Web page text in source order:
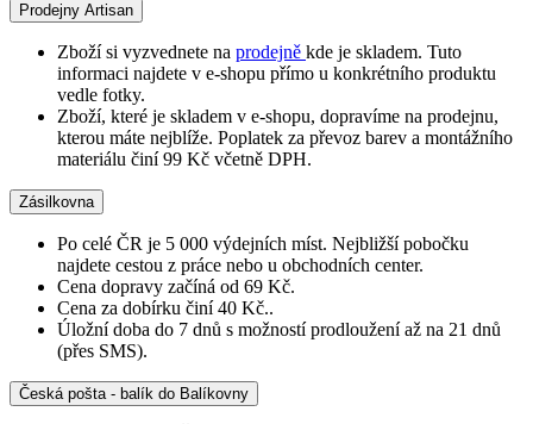
Prodejny Artisan
Zboží si vyzvednete na prodejně kde je skladem. Tuto
informaci najdete v e-shopu přímo u konkrétního produktu
vedle fotky.
Zboží, které je skladem v e-shopu, dopravíme na prodejnu,
kterou máte nejblíže. Poplatek za převoz barev a montážního
materiálu činí 99 Kč včetně DPH.
Zásilkovna
Po celé ČR je 5 000 výdejních míst. Nejbližší pobočku
najdete cestou z práce nebo u obchodních center.
Cena dopravy začíná od 69 Kč.
Cena za dobírku činí 40 Kč..
Úložní doba do 7 dnů s možností prodloužení až na 21 dnů
(přes SMS).
Česká pošta - balík do Balíkovny